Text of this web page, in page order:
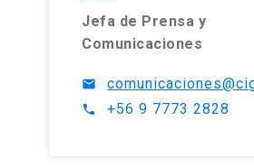
Jefa de Prensa y
Comunicaciones
mail
phone +56 9 7773 2828